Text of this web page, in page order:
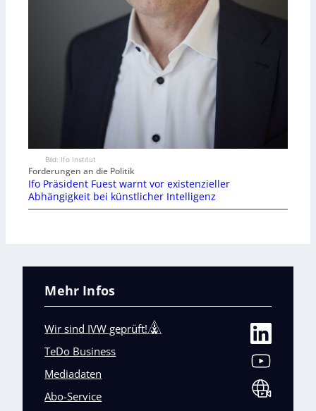
Bild: Ifo Institut
Forderungen an die Politik
Ifo Präsident Fuest warnt vor existenzieller
Abhängigkeit bei künstlicher Intelligenz
Mehr Infos
Wir sind IVW geprüft!
TeDo Business
Mediadaten
Abo-Service